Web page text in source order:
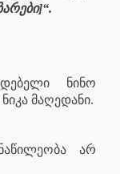
ნინო
მაღედანი.
არ